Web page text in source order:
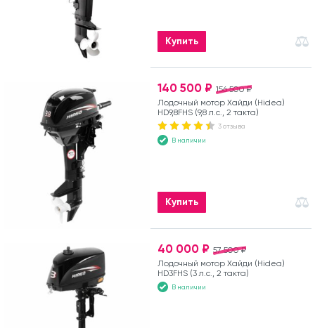
Купить
156 500 ₽
140 500 ₽
Лодочный мотор Хайди (Hidea)
HD9,8FHS (9,8 л.с., 2 такта)
3 отзыва
В наличии
Купить
57 500 ₽
40 000 ₽
Лодочный мотор Хайди (Hidea)
HD3FHS (3 л.с., 2 такта)
В наличии